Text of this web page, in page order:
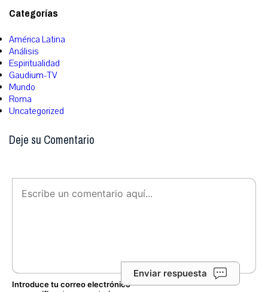
Categorías
América Latina
Análisis
Espiritualidad
Gaudium-TV
Mundo
Roma
Uncategorized
Deje su Comentario
Enviar respuesta
Introduce tu correo electrónico